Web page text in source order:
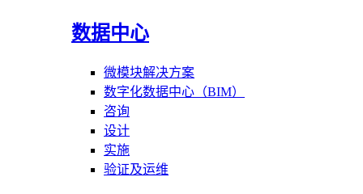
数据中心
微模块解决方案
数字化数据中心（BIM）
咨询
设计
实施
验证及运维